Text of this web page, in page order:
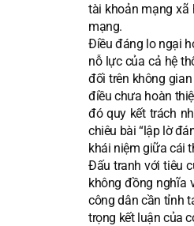
tài khoản mạng xã
mạng.
Điều đáng lo ngại
nỗ lực của cả hệ
đối trên không
điều chưa hoàn
đó quy kết trách
chiêu bài “lập lờ
khái niệm giữa cái
Đấu tranh với tiêu
không đồng nghĩa
công dân cần tỉnh
trọng kết luận của